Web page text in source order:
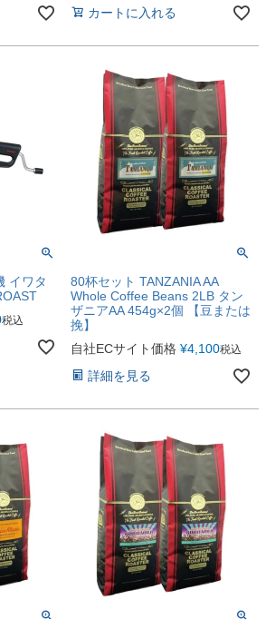
カートに入れる
イワタ
税込
80杯セット TANZANIA AA
Whole Coffee Beans 2LB タン
ザニアAA 454g×2個 【豆または
挽】
自社ECサイト価格 ¥4,100税込
詳細を見る